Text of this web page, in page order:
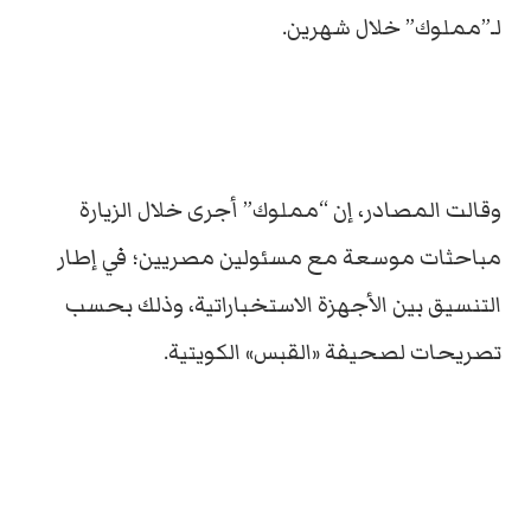
لـ”مملوك” خلال شهرين.
وقالت المصادر، إن “مملوك” أجرى خلال الزيارة
مباحثات موسعة مع مسئولين مصريين؛ في إطار
التنسيق بين الأجهزة الاستخباراتية، وذلك بحسب
تصريحات لصحيفة «القبس» الكويتية.